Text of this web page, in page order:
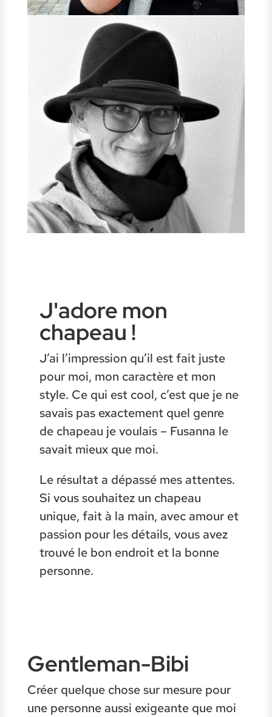
J'adore mon
chapeau !
J’ai l’impression qu’il est fait juste
pour moi, mon caractère et mon
style. Ce qui est cool, c’est que je ne
savais pas exactement quel genre
de chapeau je voulais – Fusanna le
savait mieux que moi.
Le résultat a dépassé mes attentes.
Si vous souhaitez un chapeau
unique, fait à la main, avec amour et
passion pour les détails, vous avez
trouvé le bon endroit et la bonne
personne.
Gentleman-Bibi
Créer quelque chose sur mesure pour
une personne aussi exigeante que moi